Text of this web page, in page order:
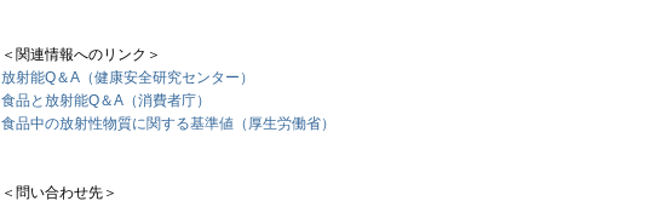
＜関連情報へのリンク＞
放射能Q＆A（健康安全研究センター）
食品と放射能Q＆A（消費者庁）
食品中の放射性物質に関する基準値（厚生労働省）
＜問い合わせ先＞